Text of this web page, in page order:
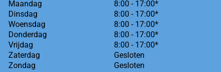
Maandag
8:00 - 17:00*
Dinsdag
8:00 - 17:00*
Woensdag
8:00 - 17:00*
Donderdag
8:00 - 17:00*
Vrijdag
8:00 - 17:00*
Zaterdag
Gesloten
Zondag
Gesloten